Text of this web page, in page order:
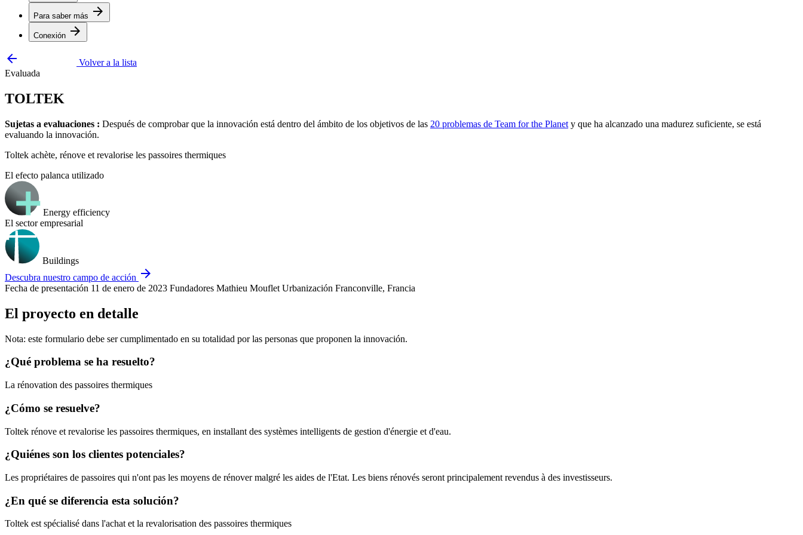
Para saber más arrow_forward
Conexión arrow_forward
arrow_backward
Volver a la lista
Evaluada
TOLTEK
Sujetas a evaluaciones : Después de comprobar que la innovación está dentro del ámbito de los objetivos de las 20 problemas de Team for the Planet y que ha alcanzado una madurez suficiente, se está
evaluando la innovación.
Toltek achète, rénove et revalorise les passoires thermiques
El efecto palanca utilizado
Energy efficiency
El sector empresarial
Buildings
Descubra nuestro campo de acción arrow_forward
Fecha de presentación 11 de enero de 2023 Fundadores Mathieu Mouflet Urbanización Franconville, Francia
El proyecto en detalle
Nota: este formulario debe ser cumplimentado en su totalidad por las personas que proponen la innovación.
¿Qué problema se ha resuelto?
La rénovation des passoires thermiques
¿Cómo se resuelve?
Toltek rénove et revalorise les passoires thermiques, en installant des systèmes intelligents de gestion d'énergie et d'eau.
¿Quiénes son los clientes potenciales?
Les propriétaires de passoires qui n'ont pas les moyens de rénover malgré les aides de l'Etat. Les biens rénovés seront principalement revendus à des investisseurs.
¿En qué se diferencia esta solución?
Toltek est spécialisé dans l'achat et la revalorisation des passoires thermiques